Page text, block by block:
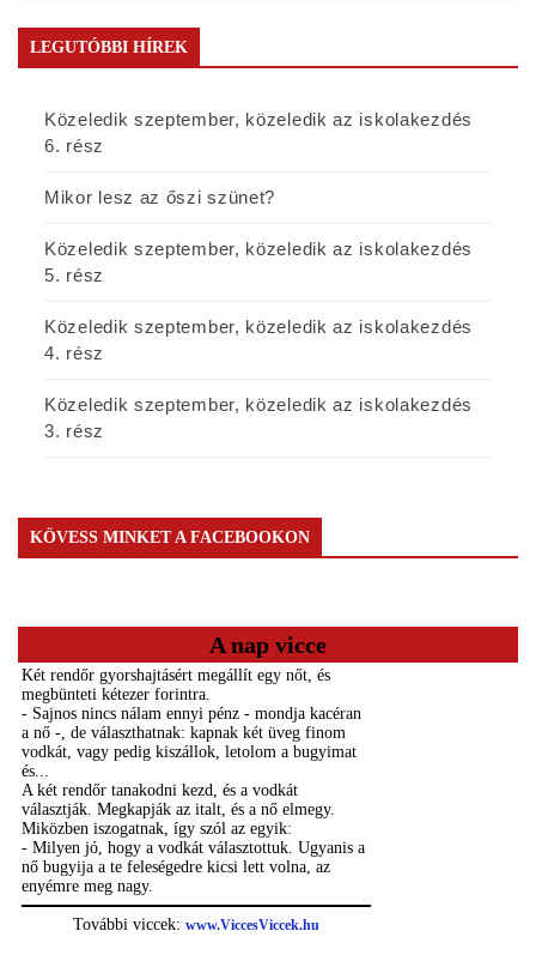
LEGUTÓBBI HÍREK
Közeledik szeptember, közeledik az iskolakezdés
6. rész
Mikor lesz az őszi szünet?
Közeledik szeptember, közeledik az iskolakezdés
5. rész
Közeledik szeptember, közeledik az iskolakezdés
4. rész
Közeledik szeptember, közeledik az iskolakezdés
3. rész
KÖVESS MINKET A FACEBOOKON
A nap vicce